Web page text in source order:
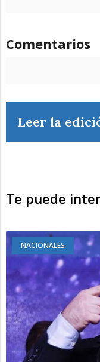
Comentarios
Leer la
Te puede
NACIONALES